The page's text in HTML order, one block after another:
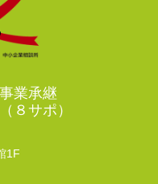
業承継
８サポ）
1F